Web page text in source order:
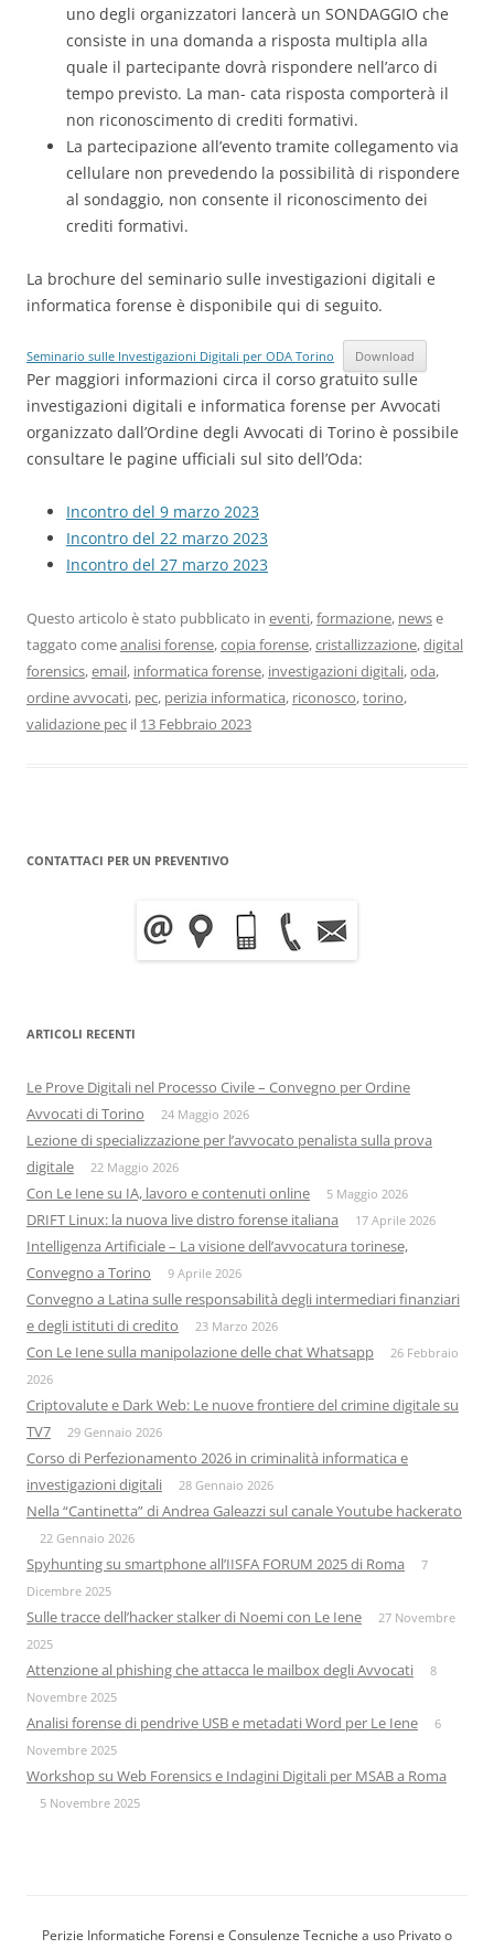
uno degli organizzatori lancerà un SONDAGGIO che
consiste in una domanda a risposta multipla alla
quale il partecipante dovrà rispondere nell’arco di
tempo previsto. La man- cata risposta comporterà il
non riconoscimento di crediti formativi.
La partecipazione all’evento tramite collegamento via
cellulare non prevedendo la possibilità di rispondere
al sondaggio, non consente il riconoscimento dei
crediti formativi.
La brochure del seminario sulle investigazioni digitali e
informatica forense è disponibile qui di seguito.
Seminario sulle Investigazioni Digitali per ODA Torino Download
Per maggiori informazioni circa il corso gratuito sulle
investigazioni digitali e informatica forense per Avvocati
organizzato dall’Ordine degli Avvocati di Torino è possibile
consultare le pagine ufficiali sul sito dell’Oda:
Incontro del 9 marzo 2023
Incontro del 22 marzo 2023
Incontro del 27 marzo 2023
Questo articolo è stato pubblicato in eventi,formazione, newse
taggato comeanalisi forense,copia forense,cristallizzazione,digital
forensics,email, informatica forense, investigazioni digitali,oda,
ordine avvocati, pec, perizia informatica, riconosco,torino,
validazione pec il 13 Febbraio 2023
CONTATTACI PER UN PREVENTIVO
ARTICOLI RECENTI
Le Prove Digitali nel Processo Civile – Convegno per Ordine
Avvocati di Torino
24 Maggio 2026
Lezione di specializzazione per l’avvocato penalista sulla prova
digitale
22 Maggio 2026
Con Le Iene su IA, lavoro e contenuti online 5 Maggio 2026
DRIFT Linux: la nuova live distro forense italiana 17 Aprile 2026
Intelligenza Artificiale – La visione dell’avvocatura torinese,
Convegno a Torino
9 Aprile 2026
Convegno a Latina sulle responsabilità degli intermediari finanziari
e degli istituti di credito
23 Marzo 2026
Con Le Iene sulla manipolazione delle chat Whatsapp
26 Febbraio
2026
Criptovalute e Dark Web: Le nuove frontiere del crimine digitale su
TV7
29 Gennaio 2026
Corso di Perfezionamento 2026 in criminalità informatica e
investigazioni digitali
28 Gennaio 2026
Nella “Cantinetta” di Andrea Galeazzi sul canale Youtube hackerato
22 Gennaio 2026
Spyhunting su smartphone all’IISFA FORUM 2025 di Roma
7
Dicembre 2025
Sulle tracce dell’hacker stalker di Noemi con Le Iene
27 Novembre
2025
Attenzione al phishing che attacca le mailbox degli Avvocati
8
Novembre 2025
Analisi forense di pendrive USB e metadati Word per Le Iene
6
Novembre 2025
Workshop su Web Forensics e Indagini Digitali per MSAB a Roma
5 Novembre 2025
Perizie Informatiche Forensi e Consulenze Tecniche a uso Privato o